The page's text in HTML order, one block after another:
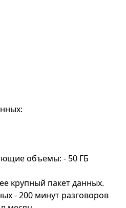
объемы: - 50 ГБ
крупный пакет данных.
- 200 минут разговоров